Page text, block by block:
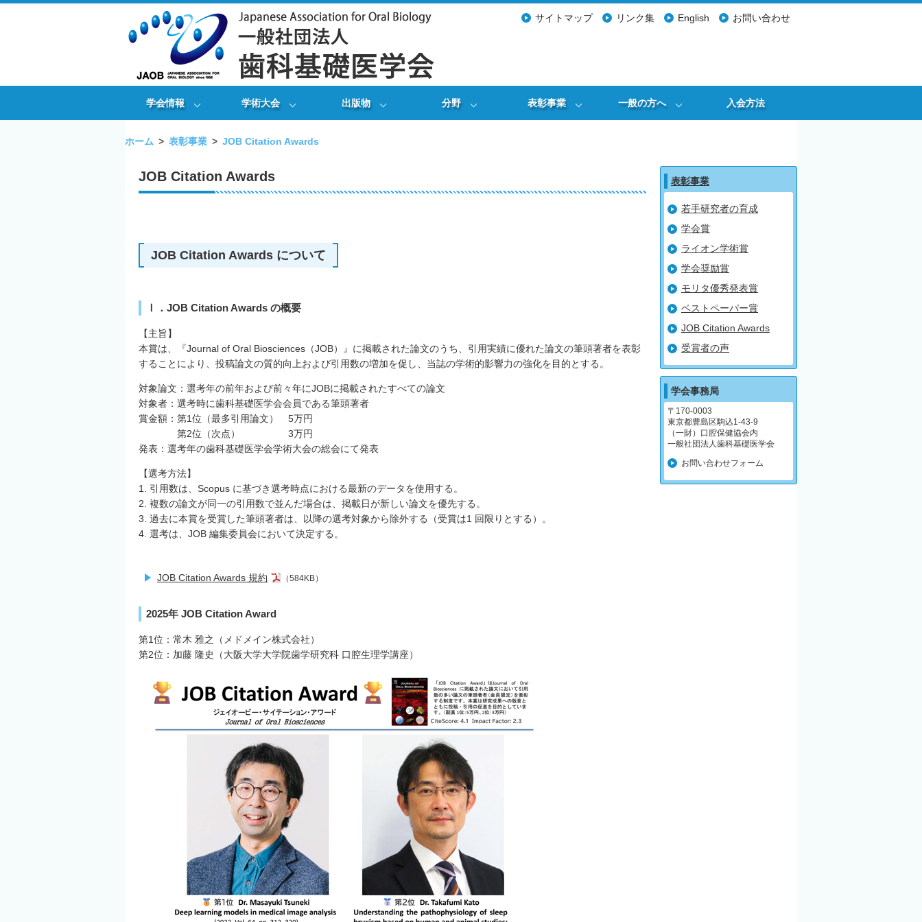
サイトマップ リンク集 English お問い合わせ
学会情報 学術大会 出版物 分野 表彰事業 一般の方へ 入会方法
ホーム 表彰事業 JOB Citation Awards
JOB Citation Awards
JOB Citation Awards について
Ⅰ．JOB Citation Awards の概要
【主旨】
本賞は、『Journal of Oral Biosciences（JOB）』に掲載された論文のうち、引用実績に優れた論文の筆頭著者を表彰
することにより、投稿論文の質的向上および引用数の増加を促し、当誌の学術的影響力の強化を目的とする。
対象論文：選考年の前年および前々年にJOBに掲載されたすべての論文
対象者：選考時に歯科基礎医学会会員である筆頭著者
賞金額：第1位（最多引用論文） 5万円
第2位（次点） 3万円
発表：選考年の歯科基礎医学会学術大会の総会にて発表
【選考方法】
1. 引用数は、Scopus に基づき選考時点における最新のデータを使用する。
2. 複数の論文が同一の引用数で並んだ場合は、掲載日が新しい論文を優先する。
3. 過去に本賞を受賞した筆頭著者は、以降の選考対象から除外する（受賞は1 回限りとする）。
4. 選考は、JOB 編集委員会において決定する。
JOB Citation Awards 規約 （584KB）
2025年 JOB Citation Award
第1位：常木 雅之（メドメイン株式会社）
第2位：加藤 隆史（大阪大学大学院歯学研究科 口腔生理学講座）
表彰事業
若手研究者の育成
学会賞
ライオン学術賞
学会奨励賞
モリタ優秀発表賞
ベストペーパー賞
JOB Citation Awards
受賞者の声
学会事務局
〒170-0003
東京都豊島区駒込1-43-9
（一財）口腔保健協会内
一般社団法人歯科基礎医学会
お問い合わせフォーム